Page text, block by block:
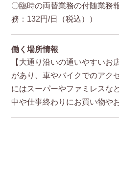
〇臨時の両替業務の付随業務
務：132円/⽇（税込））
働く場所情報
【大通り沿いの通いやすいお
があり、車やバイクでのアク
にはスーパーやファミレスな
中や仕事終わりにお買い物や